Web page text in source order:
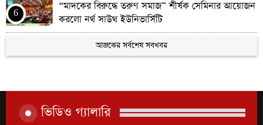
6
“মাদকের বিরুদ্ধে তরুণ সমাজ” শীর্ষক সেমিনার আয়োজন
করলো নর্থ সাউথ ইউনিভার্সিটি
উপ-সম্পাদকীয়: স্থানীয় সরকারের সুশাসন
8
আজকের সর্বশেষ সবখবর
ভিডিও গ্যালারি